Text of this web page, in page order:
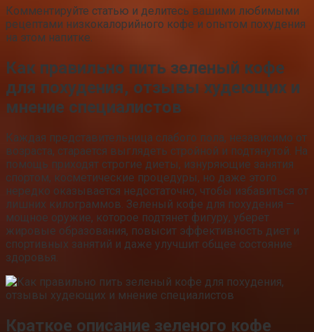
Комментируйте статью и делитесь вашими любимыми
рецептами низкокалорийного кофе и опытом похудения
на этом напитке.
Как правильно пить зеленый кофе
для похудения, отзывы худеющих и
мнение специалистов
Каждая представительница слабого пола, независимо от
возраста, старается выглядеть стройной и подтянутой. На
помощь приходят строгие диеты, изнуряющие занятия
спортом, косметические процедуры, но даже этого
нередко оказывается недостаточно, чтобы избавиться от
лишних килограммов. Зеленый кофе для похудения —
мощное оружие, которое подтянет фигуру, уберет
жировые образования, повысит эффективность диет и
спортивных занятий и даже улучшит общее состояние
здоровья.
Краткое описание зеленого кофе